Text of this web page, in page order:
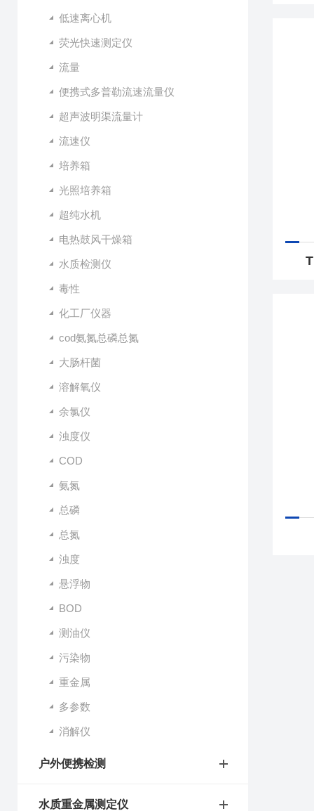
低速离心机
荧光快速测定仪
流量
便携式多普勒流速流量仪
超声波明渠流量计
流速仪
培养箱
光照培养箱
超纯水机
电热鼓风干燥箱
水质检测仪
毒性
化工厂仪器
cod氨氮总磷总氮
大肠杆菌
溶解氧仪
余氯仪
浊度仪
COD
氨氮
总磷
总氮
浊度
悬浮物
BOD
测油仪
污染物
重金属
多参数
消解仪
户外便携检测
水质重金属测定仪